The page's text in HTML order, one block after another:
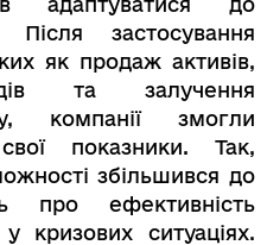
застосування
як продаж активів,
та залучення
компанії змогли
показники. Так,
збільшився до
про ефективність
кризових ситуаціях.